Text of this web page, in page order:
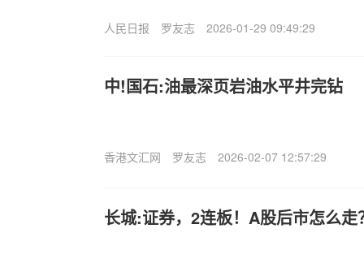
人民日报 罗友志 2026-01-29 09:49:29
中!国石:油最深页岩油水平井完钻
香港文汇网 罗友志 2026-02-07 12:57:29
长城:证券，2连板！A股后市怎么